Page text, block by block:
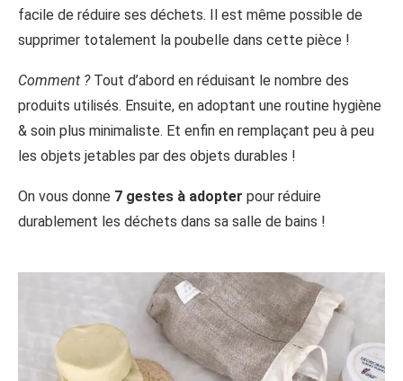
facile de réduire ses déchets. Il est même possible de
supprimer totalement la poubelle dans cette pièce !
Comment ?Tout d’abord en réduisant le nombre des
produits utilisés. Ensuite, en adoptant une routine hygiène
& soin plus minimaliste. Et enfin en remplaçant peu à peu
les objets jetables par des objets durables !
On vous donne 7 gestes à adopter pour réduire
durablement les déchets dans sa salle de bains !